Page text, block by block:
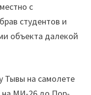
с
студентов и
объекта далекой
Тывы на самолете